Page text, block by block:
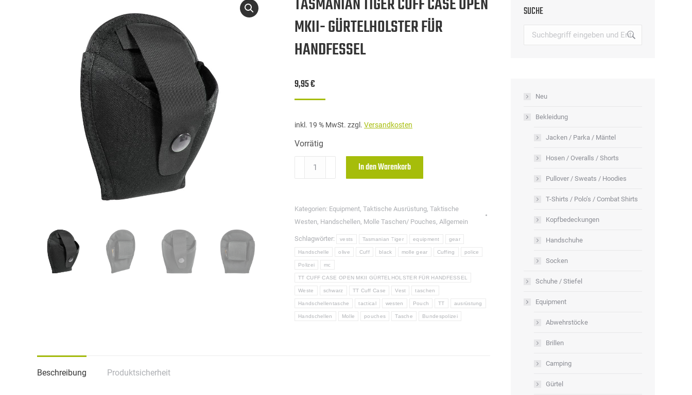
MKII- GÜRTELHOLSTER FÜR
HANDFESSEL
9,95€
inkl. 19 % MwSt. zzgl. Versandkosten
Vorrätig
TASMANIAN
TIGER
CASE
OPEN
MKII-
GÜRTELHOLSTER
FÜR
HANDFESSEL
Menge
In den Warenkorb
Kategorien: Equipment, Taktische Ausrüstung, Taktische
Westen, Handschellen, Molle Taschen/ Pouches, Allgemein
Schlagwörter: vests Tasmanian Tiger equipment gear
Handschelle olive Cuff black molle gear Cuffing police
Polizei mc
TT CUFF CASE OPEN MKII GÜRTELHOLSTER FÜR HANDFESSEL
Weste schwarz TT Cuff Case Vest taschen
Handschellentasche tactical westen Pouch TT ausrüstung
Handschellen Molle pouches Tasche Bundespolizei
Beschreibung Produktsicherheit
SUCHE
Neu
Bekleidung
Jacken / Parka / Mäntel
Hosen / Overalls / Shorts
Pullover / Sweats / Hoodies
T-Shirts / Polo’s / Combat Shirts
Kopfbedeckungen
Handschuhe
Socken
Schuhe / Stiefel
Equipment
Abwehrstöcke
Brillen
Camping
Gürtel